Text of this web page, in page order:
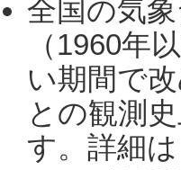
全国の気
（1960年
い期間で
との観測
す。詳細は